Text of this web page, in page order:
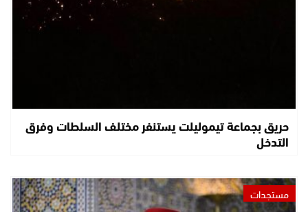
حريق بجماعة تيموليلت يستنفر مختلف السلطات وفرق
التدخل
مستجدات